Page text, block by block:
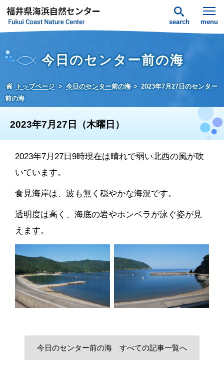
search menu
今日のセンター前の海
トップページ 今日のセンター前の海
2023年7月27日のセンター
前の海
2023年7月27日（木曜日）
2023年7月27日9時現在は晴れで弱い北西の風が吹
いています。
食見海岸は、波も無く穏やかな海況です。
透明度は高く、海底の岩やホンベラが泳ぐ姿が見
えます。
今日のセンター前の海 すべての記事一覧へ